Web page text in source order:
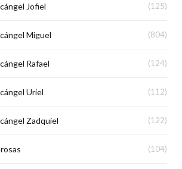
Jofiel (125)
Miguel (804)
Rafael (124)
Uriel (112)
Zadquiel (122)
(104)